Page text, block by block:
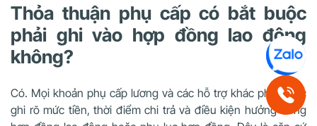
Thỏa thuận phụ cấp có bắt buộc
phải ghi vào hợp đồng lao động
không?
Có. Mọi khoản phụ cấp lương và các hỗ trợ khác phải được
ghi rõ mức tiền, thời điểm chi trả và điều kiện hưởng trong